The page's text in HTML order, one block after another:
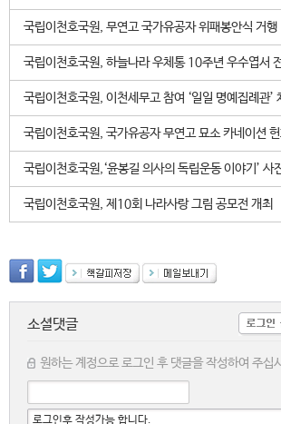
국립이천호국원, 무연고 국가유공자 위패봉안식 거행
국립이천호국원, 하늘나라 우체통 10주년 우수엽서
국립이천호국원, 이천세무고 참여 ‘일일 명예집례관’
국립이천호국원, 국가유공자 무연고 묘소 카네이션
국립이천호국원,‘윤봉길 의사의 독립운동 이야기’ 사
국립이천호국원, 제10회 나라사랑 그림 공모전 개최
소셜댓글
원하는 계정으로 로그인 후 댓글을 작성하여 주십